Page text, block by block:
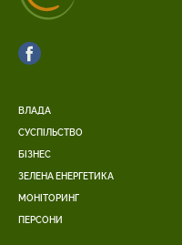
ВЛАДА
СУСПІЛЬСТВО
БІЗНЕС
ЗЕЛЕНА ЕНЕРГЕТИКА
МОНІТОРИНГ
ПЕРСОНИ